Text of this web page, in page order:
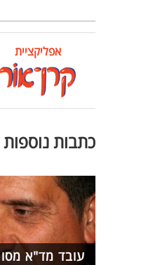
אפליקציית
כתבות נוספות
עובד מד"א